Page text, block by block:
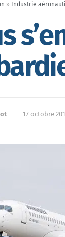
» Industrie
17 octobre